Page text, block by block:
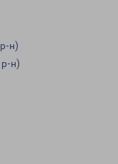
н)
н)